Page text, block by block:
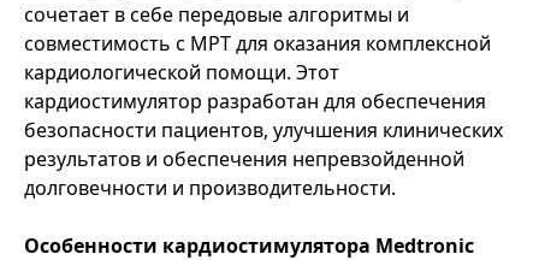
сочетает в себе передовые алгоритмы и
совместимость с МРТ для оказания комплексной
кардиологической помощи. Этот
кардиостимулятор разработан для обеспечения
безопасности пациентов, улучшения клинических
результатов и обеспечения непревзойденной
долговечности и производительности.
Особенности кардиостимулятора Medtronic